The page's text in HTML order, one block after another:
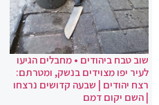
שוב טבח ביהודים • מחבלים הגיעו
לעיר יפו מצוידים בנשק, ומטרתם:
רצח יהודים | שבעה קדושים נרצחו
| השם יקום דמם